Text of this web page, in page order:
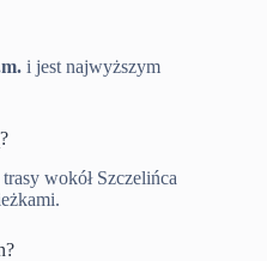
i jest najwyższym
wokół Szczelińca